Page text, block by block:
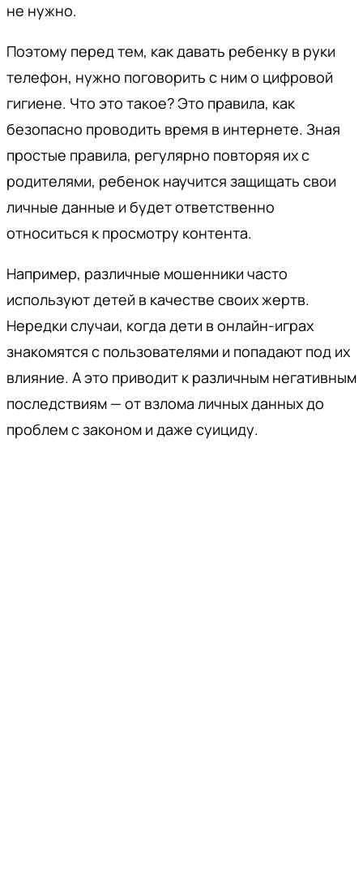
не нужно.
Поэтому перед тем, как давать ребенку в руки
телефон, нужно поговорить с ним о цифровой
гигиене. Что это такое? Это правила, как
безопасно проводить время в интернете. Зная
простые правила, регулярно повторяя их с
родителями, ребенок научится защищать свои
личные данные и будет ответственно
относиться к просмотру контента.
Например, различные мошенники часто
используют детей в качестве своих жертв.
Нередки случаи, когда дети в онлайн-играх
знакомятся с пользователями и попадают под их
влияние. А это приводит к различным негативным
последствиям — от взлома личных данных до
проблем с законом и даже суициду.